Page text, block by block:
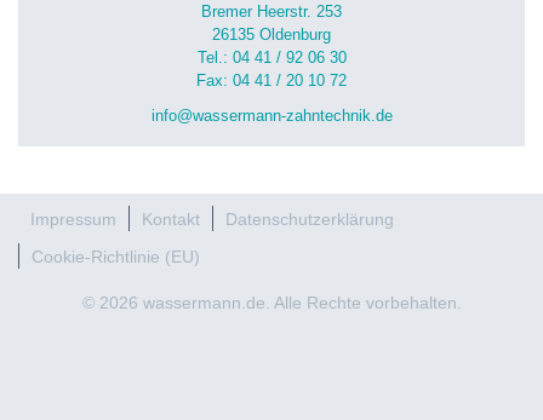
Bremer Heerstr. 253
26135 Oldenburg
Tel.: 04 41 / 92 06 30
Fax: 04 41 / 20 10 72
info@wassermann-zahntechnik.de
Impressum Kontakt
Datenschutzerklärung
Cookie-Richtlinie (EU)
© 2026 wassermann.de. Alle Rechte vorbehalten.